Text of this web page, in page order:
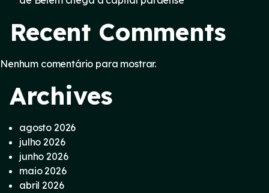
Recent Comments
Nenhum comentário para mostrar.
Archives
agosto 2026
julho 2026
junho 2026
maio 2026
abril 2026